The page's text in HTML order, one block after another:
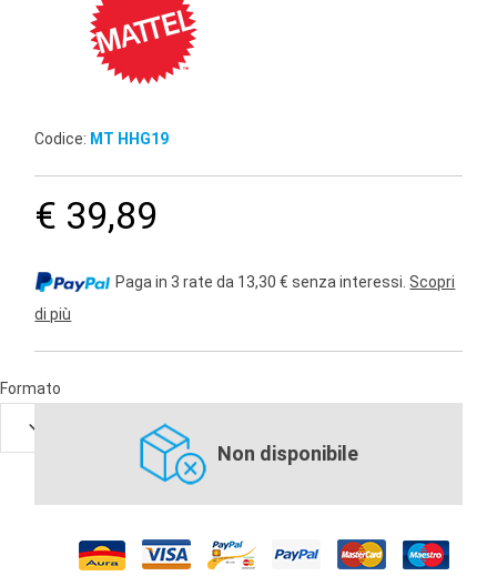
Codice: MT HHG19
€ 39,89
Paga in 3 rate da 13,30 € senza interessi.Scopri
di più
Formato
Non disponibile